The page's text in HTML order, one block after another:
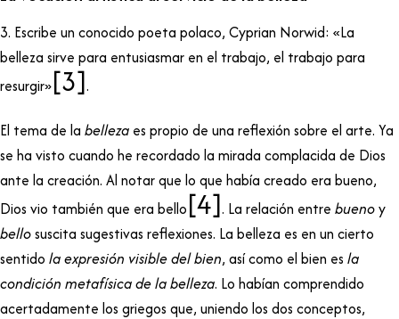
3. Escribe un conocido poeta polaco, Cyprian Norwid: «La
belleza sirve para entusiasmar en el trabajo, el trabajo para
resurgir»[3].
El tema de la belleza es propio de una reflexión sobre el arte. Ya
se ha visto cuando he recordado la mirada complacida de Dios
ante la creación. Al notar que lo que había creado era bueno,
Dios vio también que era bello[4]. La relación entre buenoy
bellosuscita sugestivas reflexiones. La belleza es en un cierto
sentido la expresión visible del bien, así como el bien es la
condición metafísica de la belleza. Lo habían comprendido
acertadamente los griegos que, uniendo los dos conceptos,